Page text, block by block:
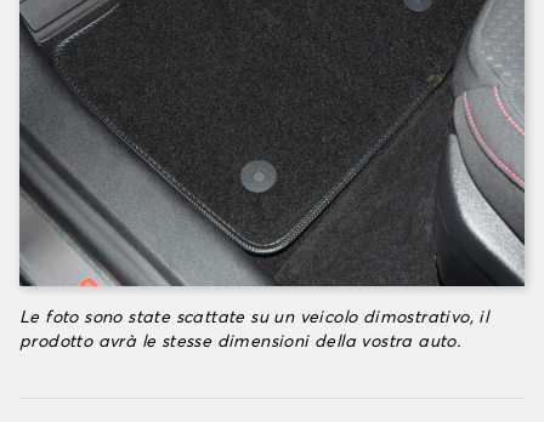
Le foto sono state scattate su un veicolo dimostrativo, il
prodotto avrà le stesse dimensioni della vostra auto.